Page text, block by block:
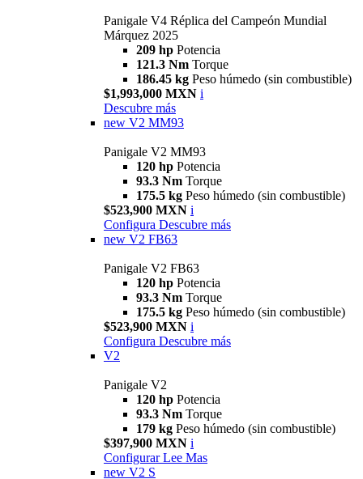
Panigale V4 Réplica del Campeón Mundial
Márquez 2025
209 hp Potencia
121.3 Nm Torque
186.45 kg Peso húmedo (sin combustible)
$1,993,000 MXN i
Descubre más
new V2 MM93
Panigale V2 MM93
120 hp Potencia
93.3 Nm Torque
175.5 kg Peso húmedo (sin combustible)
$523,900 MXN i
Configura Descubre más
new V2 FB63
Panigale V2 FB63
120 hp Potencia
93.3 Nm Torque
175.5 kg Peso húmedo (sin combustible)
$523,900 MXN i
Configura Descubre más
V2
Panigale V2
120 hp Potencia
93.3 Nm Torque
179 kg Peso húmedo (sin combustible)
$397,900 MXN i
Configurar Lee Mas
new V2 S